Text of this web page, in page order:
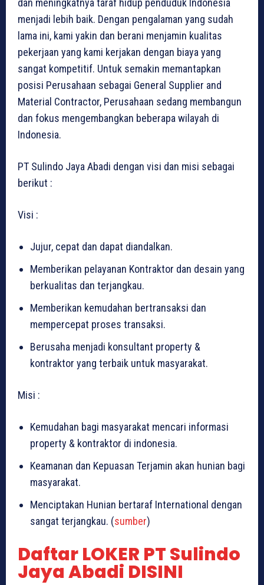
dan meningkatnya taraf hidup penduduk Indonesia
menjadi lebih baik. Dengan pengalaman yang sudah
lama ini, kami yakin dan berani menjamin kualitas
pekerjaan yang kami kerjakan dengan biaya yang
sangat kompetitif. Untuk semakin memantapkan
posisi Perusahaan sebagai General Supplier and
Material Contractor, Perusahaan sedang membangun
dan fokus mengembangkan beberapa wilayah di
Indonesia.
PT Sulindo Jaya Abadi dengan visi dan misi sebagai
berikut :
Visi :
Jujur, cepat dan dapat diandalkan.
Memberikan pelayanan Kontraktor dan desain yang
berkualitas dan terjangkau.
Memberikan kemudahan bertransaksi dan
mempercepat proses transaksi.
Berusaha menjadi konsultant property &
kontraktor yang terbaik untuk masyarakat.
Misi :
Kemudahan bagi masyarakat mencari informasi
property & kontraktor di indonesia.
Keamanan dan Kepuasan Terjamin akan hunian bagi
masyarakat.
Menciptakan Hunian bertaraf International dengan
sangat terjangkau. (sumber)
Daftar LOKER PT Sulindo
Jaya Abadi DISINI